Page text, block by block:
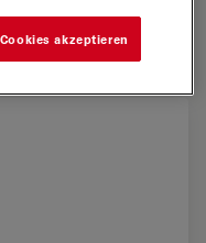
akzeptieren